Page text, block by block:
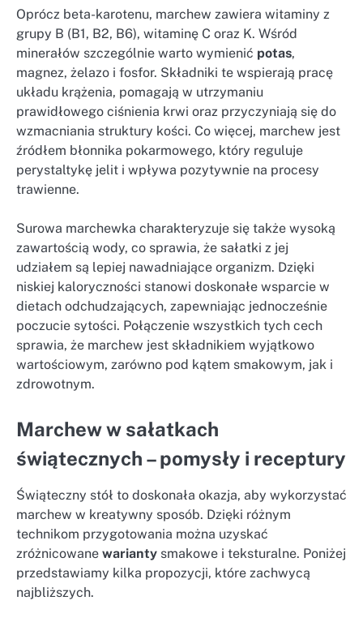
Oprócz beta-karotenu, marchew zawiera witaminy z
grupy B (B1, B2, B6), witaminę C oraz K. Wśród
minerałów szczególnie warto wymienić potas,
magnez, żelazo i fosfor. Składniki te wspierają pracę
układu krążenia, pomagają w utrzymaniu
prawidłowego ciśnienia krwi oraz przyczyniają się do
wzmacniania struktury kości. Co więcej, marchew jest
źródłem błonnika pokarmowego, który reguluje
perystaltykę jelit i wpływa pozytywnie na procesy
trawienne.
Surowa marchewka charakteryzuje się także wysoką
zawartością wody, co sprawia, że sałatki z jej
udziałem są lepiej nawadniające organizm. Dzięki
niskiej kaloryczności stanowi doskonałe wsparcie w
dietach odchudzających, zapewniając jednocześnie
poczucie sytości. Połączenie wszystkich tych cech
sprawia, że marchew jest składnikiem wyjątkowo
wartościowym, zarówno pod kątem smakowym, jak i
zdrowotnym.
Marchew w sałatkach
świątecznych – pomysły i receptury
Świąteczny stół to doskonała okazja, aby wykorzystać
marchew w kreatywny sposób. Dzięki różnym
technikom przygotowania można uzyskać
zróżnicowane warianty smakowe i teksturalne. Poniżej
przedstawiamy kilka propozycji, które zachwycą
najbliższych.